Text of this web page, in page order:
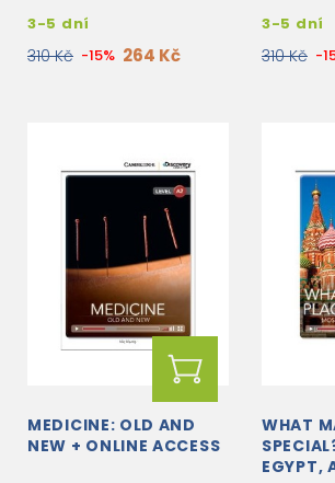
3-5 dní
310 Kč -15% 264 Kč
3-5 dní
310 Kč -
MEDICINE: OLD AND
NEW + ONLINE ACCESS
WHAT
EGYPT,